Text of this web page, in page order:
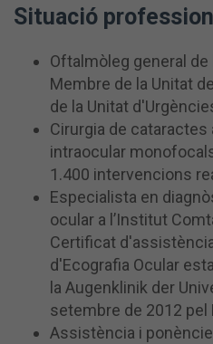
Situació
Oftalmòleg general de
Membre de la Unitat
de la Unitat
Cirurgia de
intraocular
1.400 intervencions
Especialista en
ocular a l’Institut
Certificat
d'Ecografia Ocular
la Augenklinik der
setembre de 2012 pel
Assistència i